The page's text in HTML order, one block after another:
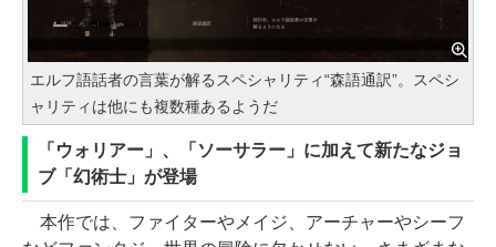
エルフ語話者の言葉が解るスペシャリティ“森語通訳”。スペシ
ャリティは他にも複数種あるようだ
「ウォリアー」、「ソーサラー」に加えて新たなジョ
ブ「幻術士」が登場
本作では、ファイターやメイジ、アーチャーやシーフ